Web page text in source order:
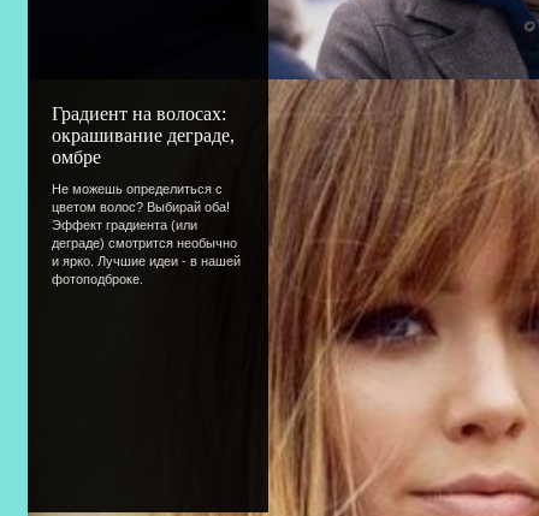
Градиент на волосах:
окрашивание деграде,
омбре
Не можешь определиться с
цветом волос? Выбирай оба!
Эффект градиента (или
деграде) смотрится необычно
и ярко. Лучшие идеи - в нашей
фотоподброке.